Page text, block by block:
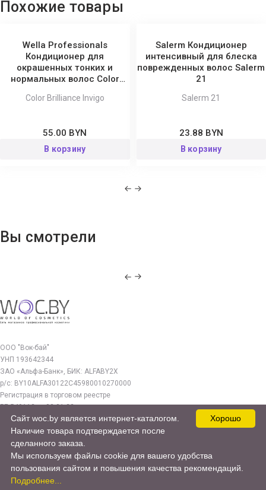
Похожие товары
Wella Professionals
Кондиционер для
окрашенных тонких и
нормальных волос Color
Color Brilliance Invigo
55.00 BYN
В корзину
Salerm Кондиционер
интенсивный для блеска
поврежденных волос Salerm
21
Salerm 21
23.88 BYN
В корзину
Вы смотрели
ООО "Вок-бай"
УНП 193642344
ЗАО «Альфа-Банк», БИК: ALFABY2X
р/с: BY10ALFA30122C45980010270000
Регистрация в торговом реестре
РБ 549112 от 03.01.23г.
Юр. адрес:
220140, г. Минск, ул. Бурдейного 22, оф.212
woc.by@yandex.by
© 2017—2026 WOC.BY
Хорошо
Сайт woc.by является интернет-каталогом.
Наличие товара подтверждается после
сделанного заказа.
Мы используем файлы cookie для вашего удобства
пользования сайтом и повышения качества рекомендаций.
Подробнее...